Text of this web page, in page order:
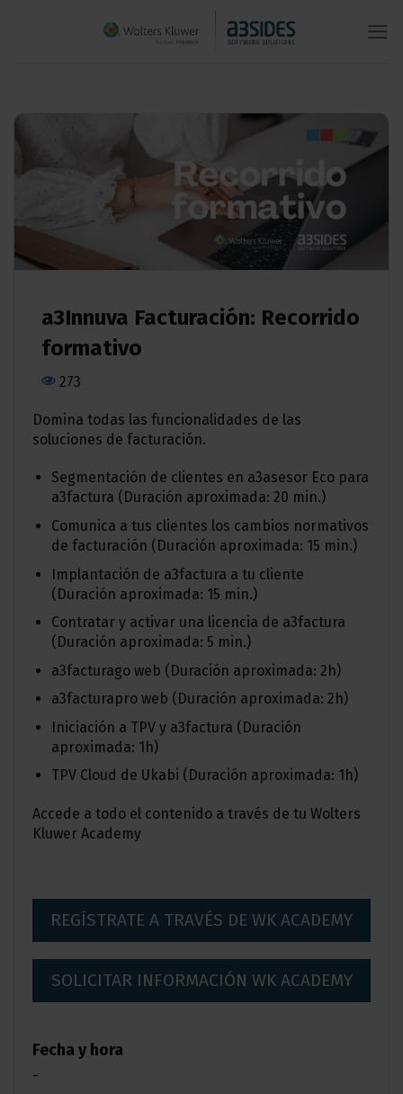
a3Innuva Facturación: Recorrido
formativo
273
Domina todas las funcionalidades de las
soluciones de facturación.
Segmentación de clientes en a3asesor Eco para
a3factura (Duración aproximada: 20 min.)
Comunica a tus clientes los cambios normativos
de facturación (Duración aproximada: 15 min.)
Implantación de a3factura a tu cliente
(Duración aproximada: 15 min.)
Contratar y activar una licencia de a3factura
(Duración aproximada: 5 min.)
a3facturago web (Duración aproximada: 2h)
a3facturapro web (Duración aproximada: 2h)
Iniciación a TPV y a3factura (Duración
aproximada: 1h)
TPV Cloud de Ukabi (Duración aproximada: 1h)
Accede a todo el contenido a través de tu Wolters
Kluwer Academy
REGÍSTRATE A TRAVÉS DE WK ACADEMY
SOLICITAR INFORMACIÓN WK ACADEMY
Fecha y hora
-